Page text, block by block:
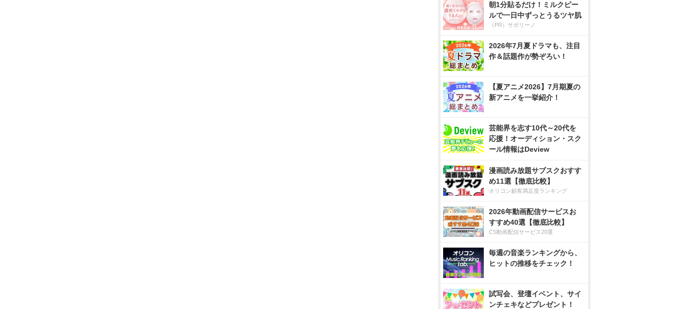
朝1分貼るだけ！ミルクピー
ルで一日中ずっとうるツヤ肌
（PR）サボリーノ
2026年7月夏ドラマも、注目
作＆話題作が勢ぞろい！
【夏アニメ2026】7月期夏の
新アニメを一挙紹介！
芸能界を志す10代～20代を
応援！オーディション・スク
ール情報はDeview
漫画読み放題サブスクおすす
め11選【徹底比較】
オリコン顧客満足度ランキング
2026年動画配信サービスお
すすめ40選【徹底比較】
CS動画配信サービス20選
毎週の音楽ランキングから、
ヒットの推移をチェック！
試写会、登壇イベント、サイ
ンチェキなどプレゼント！